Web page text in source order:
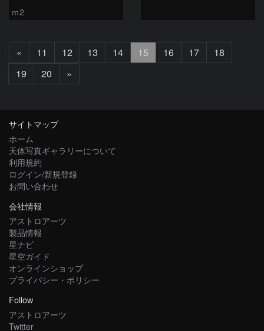
ｍ2
«
へ
11 12 13 14 15 16 17
18
19
20 »
へ
サイトマップ
ホーム
天体写真ギャラリーについて
利用規約
ログイン/新規登録
お問い合わせ
会社情報
アストロアーツ
製品情報
星ナビ
星空ガイド
オンラインショップ
プライバシー・ポリシー
Follow
アストロアーツ
Twitter